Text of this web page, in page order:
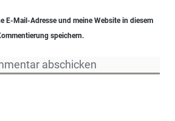
E-Mail-Adresse und meine Website in diesem
speichern.